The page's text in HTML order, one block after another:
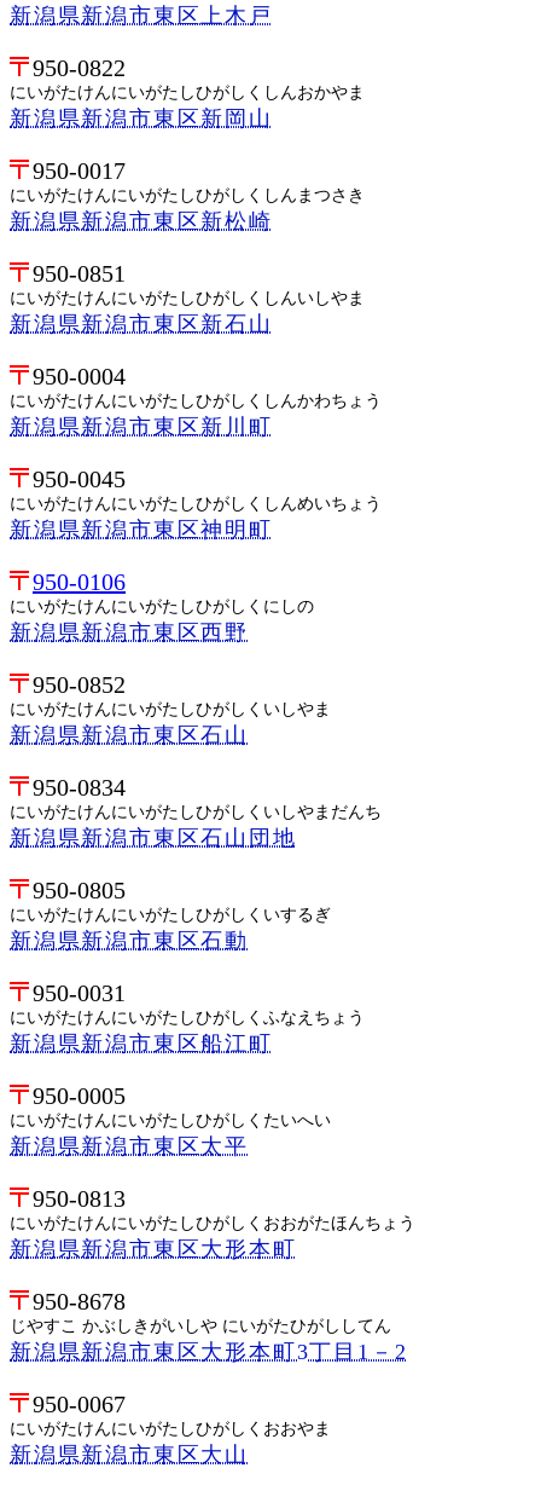
新潟県新潟市東区上木戸
950-0822
にいがたけんにいがたしひがしくしんおかやま
新潟県新潟市東区新岡山
950-0017
にいがたけんにいがたしひがしくしんまつさき
新潟県新潟市東区新松崎
950-0851
にいがたけんにいがたしひがしくしんいしやま
新潟県新潟市東区新石山
950-0004
にいがたけんにいがたしひがしくしんかわちょう
新潟県新潟市東区新川町
950-0045
にいがたけんにいがたしひがしくしんめいちょう
新潟県新潟市東区神明町
950-0106
にいがたけんにいがたしひがしくにしの
新潟県新潟市東区西野
950-0852
にいがたけんにいがたしひがしくいしやま
新潟県新潟市東区石山
950-0834
にいがたけんにいがたしひがしくいしやまだんち
新潟県新潟市東区石山団地
950-0805
にいがたけんにいがたしひがしくいするぎ
新潟県新潟市東区石動
950-0031
にいがたけんにいがたしひがしくふなえちょう
新潟県新潟市東区船江町
950-0005
にいがたけんにいがたしひがしくたいへい
新潟県新潟市東区太平
950-0813
にいがたけんにいがたしひがしくおおがたほんちょう
新潟県新潟市東区大形本町
950-8678
じやすこ かぶしきがいしや にいがたひがししてん
新潟県新潟市東区大形本町3丁目1－2
950-0067
にいがたけんにいがたしひがしくおおやま
新潟県新潟市東区大山